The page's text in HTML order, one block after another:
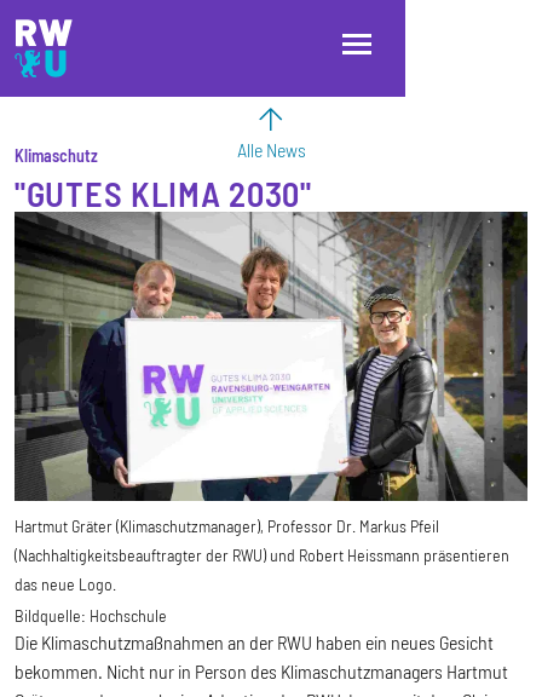
Direkt zum Inhalt
Direkt zur Hauptnavigation
Direkt zum Fußbereich
Alle News
Klimaschutz
"GUTES KLIMA 2030"
Hartmut Gräter (Klimaschutzmanager), Professor Dr. Markus Pfeil
(Nachhaltigkeitsbeauftragter der RWU) und Robert Heissmann präsentieren
das neue Logo.
Bildquelle: Hochschule
Die Klimaschutzmaßnahmen an der RWU haben ein neues Gesicht
bekommen. Nicht nur in Person des Klimaschutzmanagers Hartmut